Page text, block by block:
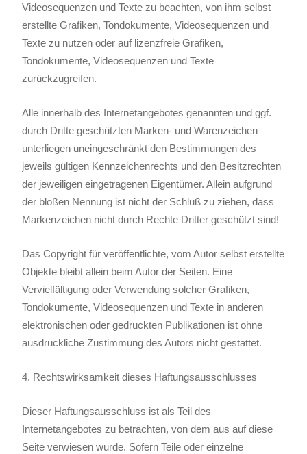
Videosequenzen und Texte zu beachten, von ihm selbst
erstellte Grafiken, Tondokumente, Videosequenzen und
Texte zu nutzen oder auf lizenzfreie Grafiken,
Tondokumente, Videosequenzen und Texte
zurückzugreifen.
Alle innerhalb des Internetangebotes genannten und ggf.
durch Dritte geschützten Marken- und Warenzeichen
unterliegen uneingeschränkt den Bestimmungen des
jeweils gültigen Kennzeichenrechts und den Besitzrechten
der jeweiligen eingetragenen Eigentümer. Allein aufgrund
der bloßen Nennung ist nicht der Schluß zu ziehen, dass
Markenzeichen nicht durch Rechte Dritter geschützt sind!
Das Copyright für veröffentlichte, vom Autor selbst erstellte
Objekte bleibt allein beim Autor der Seiten. Eine
Vervielfältigung oder Verwendung solcher Grafiken,
Tondokumente, Videosequenzen und Texte in anderen
elektronischen oder gedruckten Publikationen ist ohne
ausdrückliche Zustimmung des Autors nicht gestattet.
4. Rechtswirksamkeit dieses Haftungsausschlusses
Dieser Haftungsausschluss ist als Teil des
Internetangebotes zu betrachten, von dem aus auf diese
Seite verwiesen wurde. Sofern Teile oder einzelne